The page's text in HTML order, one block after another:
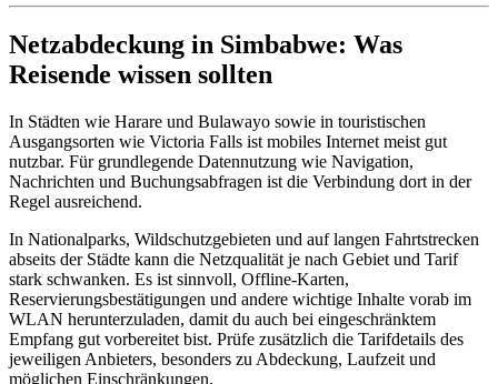
Netzabdeckung in Simbabwe: Was
Reisende wissen sollten
In Städten wie Harare und Bulawayo sowie in touristischen
Ausgangsorten wie Victoria Falls ist mobiles Internet meist gut
nutzbar. Für grundlegende Datennutzung wie Navigation,
Nachrichten und Buchungsabfragen ist die Verbindung dort in der
Regel ausreichend.
In Nationalparks, Wildschutzgebieten und auf langen Fahrtstrecken
abseits der Städte kann die Netzqualität je nach Gebiet und Tarif
stark schwanken. Es ist sinnvoll, Offline-Karten,
Reservierungsbestätigungen und andere wichtige Inhalte vorab im
WLAN herunterzuladen, damit du auch bei eingeschränktem
Empfang gut vorbereitet bist. Prüfe zusätzlich die Tarifdetails des
jeweiligen Anbieters, besonders zu Abdeckung, Laufzeit und
möglichen Einschränkungen.